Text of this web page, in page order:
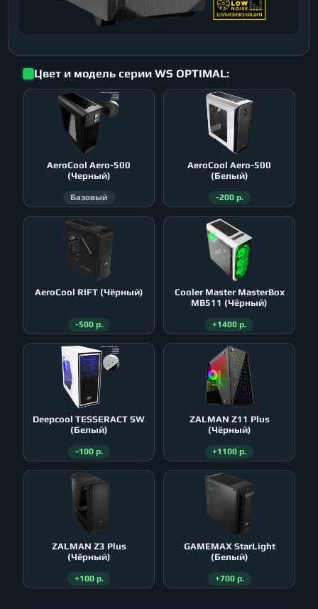
Цвет и модель серии WS OPTIMAL:
AeroСool Aero-500
(Черный)
Базовый
AeroСool Aero-500
(Белый)
-200 р.
AeroСool RIFT (Чёрный)
-500 р.
Cooler Master MasterBox
MB511 (Чёрный)
+1400 р.
Deepcool TESSERACT SW
(Белый)
-100 р.
ZALMAN Z11 Plus
(Чёрный)
+1100 р.
ZALMAN Z3 Plus
(Чёрный)
+100 р.
GAMEMAX StarLight
(Белый)
+700 р.